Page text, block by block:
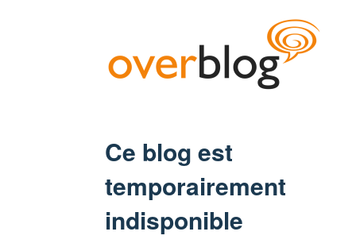
Ce blog est
temporairement
indisponible